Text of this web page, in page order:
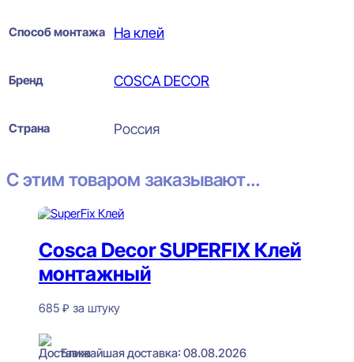
Способ монтажа На клей
Бренд COSCA DECOR
Страна Россия
С этим товаром заказывают...
Cosca Decor SUPERFIX Клей
монтажный
685 ₽ за штуку
Ближайшая доставка: 08.08.2026